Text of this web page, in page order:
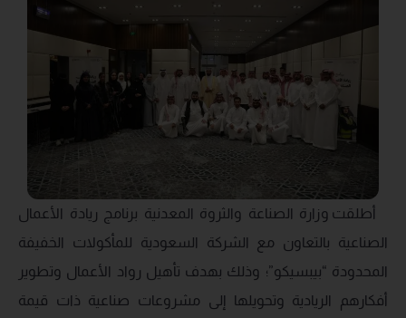
أطلقت وزارة الصناعة والثروة المعدنية برنامج ريادة الأعمال
الصناعية بالتعاون مع الشركة السعودية للمأكولات الخفيفة
المحدودة “بيبسيكو”؛ وذلك بهدف تأهيل رواد الأعمال وتطوير
أفكارهم الريادية وتحويلها إلى مشروعات صناعية ذات قيمة